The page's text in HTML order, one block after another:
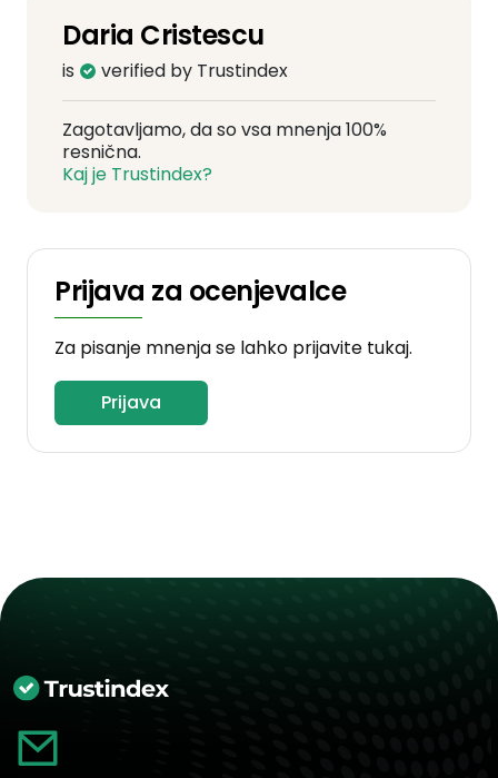
Daria Cristescu
is verified by Trustindex
Zagotavljamo, da so vsa mnenja 100%
resnična.
Kaj je Trustindex?
Prijava za ocenjevalce
Za pisanje mnenja se lahko prijavite tukaj.
Prijava